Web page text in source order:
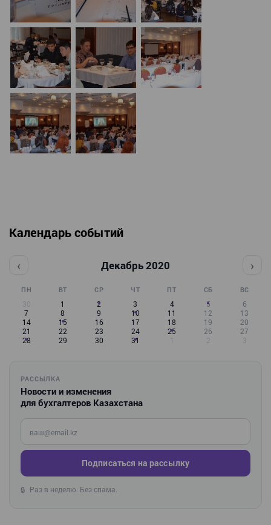
Календарь событий
‹ Декабрь 2020 ›
ПН ВТ СР ЧТ ПТ СБ ВС
30 1 2 3 4 5
6
7
8 9 10 11 12
13
14
15 16 17 18 19
20
21
22 23 24 25 26
27
28
29 30 31 1 2 3
РАССЫЛКА
Новости и изменения
для бухгалтеров Казахстана
Введите ваш e-mail
Подписаться на рассылку
🔒 Раз в неделю. Без спама.